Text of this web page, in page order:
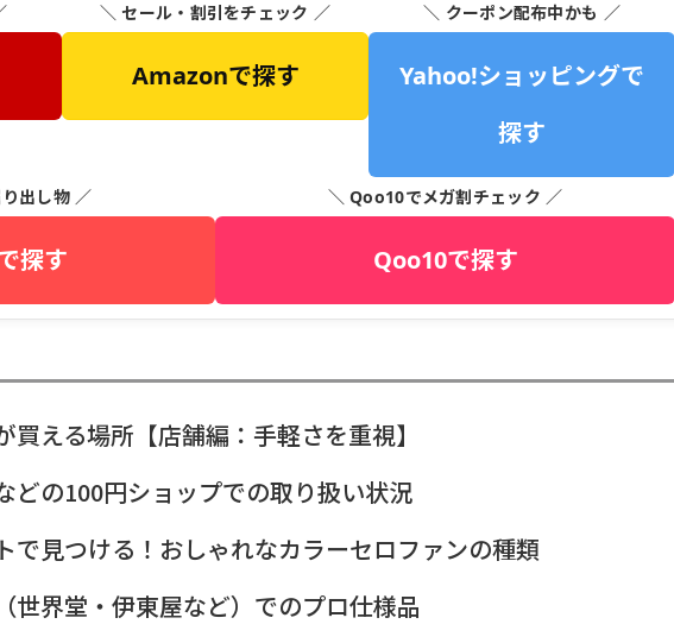
＼ セール・割引をチェック ／
Amazonで探す
＼ クーポン配布中かも ／
Yahoo!ショッピングで
探す
出し物 ／
探す
＼ Qoo10でメガ割チェック ／
Qoo10で探す
買える場所【店舗編：手軽さを重視】
どの100円ショップでの取り扱い状況
で見つける！おしゃれなカラーセロファンの種類
世界堂・伊東屋など）でのプロ仕様品